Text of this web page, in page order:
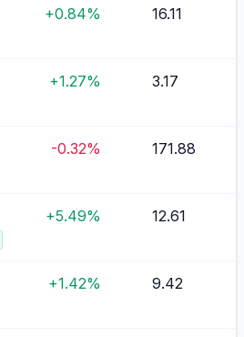
+0.84% 16.11
+1.27% 3.17
-0.32% 171.88
+5.49% 12.61
+1.42% 9.42